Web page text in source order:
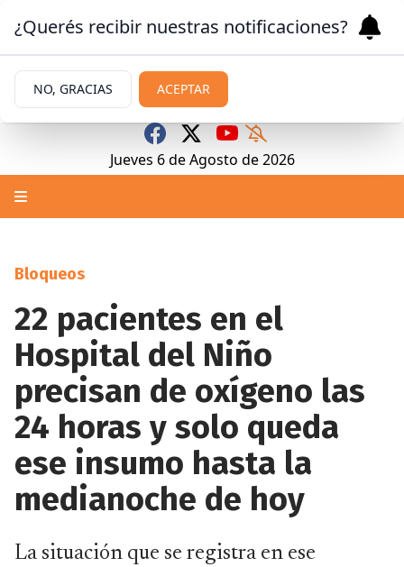
Jueves 6 de Agosto de 2026
Bloqueos
22 pacientes en el
Hospital del Niño
precisan de oxígeno las
24 horas y solo queda
ese insumo hasta la
medianoche de hoy
La situación que se registra en ese
¿Querés recibir nuestras notificaciones?
NO, GRACIAS ACEPTAR